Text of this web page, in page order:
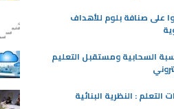
على صنافة بلوم للأهداف
السحابية ومستقبل التعليم
التعلم : النظرية البنائية